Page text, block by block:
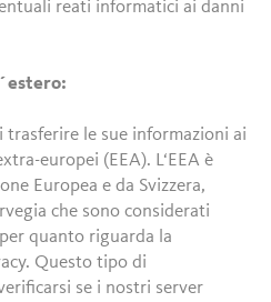
reati informatici ai danni
trasferire le sue informazioni ai
europei (EEA). L‘EEA è
Europea e da Svizzera,
che sono considerati
quanto riguarda la
Questo tipo di
se i nostri server